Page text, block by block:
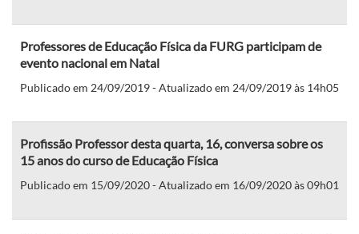
Professores de Educação Física da FURG participam de
evento nacional em Natal
Publicado em 24/09/2019 - Atualizado em 24/09/2019 às 14h05
Profissão Professor desta quarta, 16, conversa sobre os
15 anos do curso de Educação Física
Publicado em 15/09/2020 - Atualizado em 16/09/2020 às 09h01